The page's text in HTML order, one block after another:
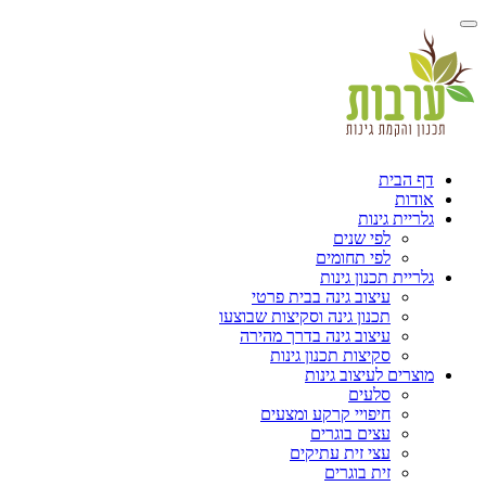
גינות
לפי שנים
לפי תחומים
תכנון גינות
עיצוב גינה בבית פרטי
תכנון גינה וסקיצות שבוצעו
עיצוב גינה בדרך מהירה
סקיצות תכנון גינות
לעיצוב גינות
חיפויי קרקע ומצעים
עצים בוגרים
עצי זית עתיקים
זית בוגרים